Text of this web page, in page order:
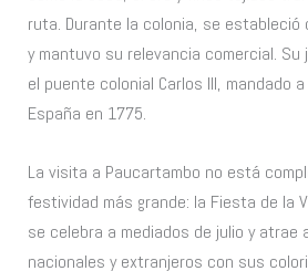
ruta. Durante la colonia, se estableció
y mantuvo su relevancia comercial.
el puente colonial Carlos III, mandado
España en 1775.
La visita a Paucartambo no está
festividad más grande: la Fiesta de la
se celebra a mediados de julio y atrae
nacionales y extranjeros con sus